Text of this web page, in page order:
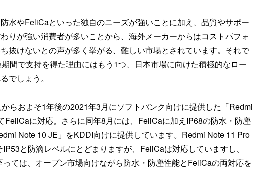
水やFeliCaといった独自のニーズが強いことに加え、品質やサポー
りが強い消費者が多いことから、海外メーカーからはコストパフォ
抜けないとの声が多く挙がる、難しい市場とされています。それで
間で支持を得た理由にはもう1つ、日本市場に向けた積極的なロー
でしょう。
らおよそ1年後の2021年3月にソフトバンク向けに提供した「Redmi
FeliCaに対応。さらに同年8月には、FeliCaに加えIP68の防水・防塵
Note 10 JE」をKDDI向けに提供しています。Redmi Note 11 Pro
と防滴レベルにとどまりますが、FeliCaは対応していますし、
ては、オープン市場向けながら防水・防塵性能とFeliCaの両対応を